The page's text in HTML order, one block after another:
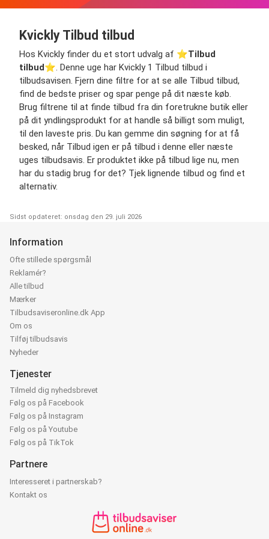
Kvickly Tilbud tilbud
Hos Kvickly finder du et stort udvalg af ⭐️Tilbud
tilbud⭐️. Denne uge har Kvickly 1 Tilbud tilbud i
tilbudsavisen. Fjern dine filtre for at se alle Tilbud tilbud,
find de bedste priser og spar penge på dit næste køb.
Brug filtrene til at finde tilbud fra din foretrukne butik eller
på dit yndlingsprodukt for at handle så billigt som muligt,
til den laveste pris. Du kan gemme din søgning for at få
besked, når Tilbud igen er på tilbud i denne eller næste
uges tilbudsavis. Er produktet ikke på tilbud lige nu, men
har du stadig brug for det? Tjek lignende tilbud og find et
alternativ.
Sidst opdateret: onsdag den 29. juli 2026
Information
Ofte stillede spørgsmål
Reklamér?
Alle tilbud
Mærker
Tilbudsaviseronline.dk App
Om os
Tilføj tilbudsavis
Nyheder
Tjenester
Tilmeld dig nyhedsbrevet
Følg os på Facebook
Følg os på Instagram
Følg os på Youtube
Følg os på TikTok
Partnere
Interesseret i partnerskab?
Kontakt os